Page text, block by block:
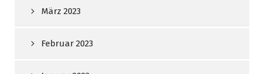
März 2023
Februar 2023